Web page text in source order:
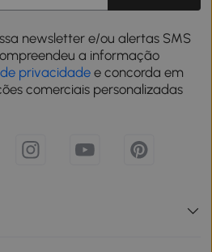
newsletter e/ou alertas SMS
a informação
privacidade e concorda em
comerciais personalizadas